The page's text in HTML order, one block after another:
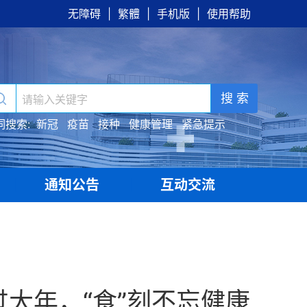
无障碍 繁體 手机版 使用帮助
搜 索
搜索: 新冠 疫苗 接种 健康管理 紧急提示
通知公告 互动交流